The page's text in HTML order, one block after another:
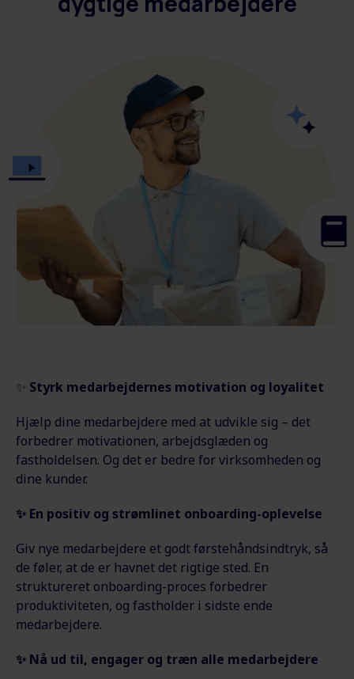
✨ Styrk medarbejdernes motivation og loyalitet
Hjælp dine medarbejdere med at udvikle sig – det
forbedrer motivationen, arbejdsglæden og
fastholdelsen. Og det er bedre for virksomheden og
dine kunder.
✨ En positiv og strømlinet onboarding-oplevelse
Giv nye medarbejdere et godt førstehåndsindtryk, så
de føler, at de er havnet det rigtige sted. En
struktureret onboarding-proces forbedrer
produktiviteten, og fastholder i sidste ende
medarbejdere.
✨ Nå ud til, engager og træn alle medarbejdere